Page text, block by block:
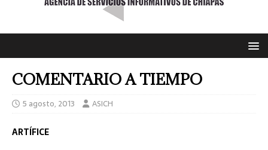
COMENTARIO A TIEMPO
5 agosto, 2013 ASICH
ARTÍFICE